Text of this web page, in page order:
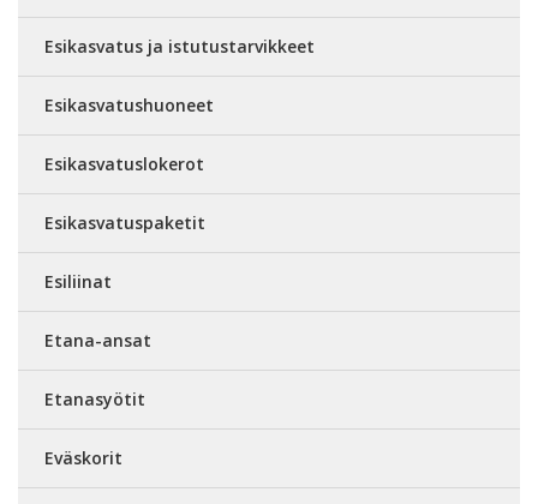
Esikasvatus ja istutustarvikkeet
Esikasvatushuoneet
Esikasvatuslokerot
Esikasvatuspaketit
Esiliinat
Etana-ansat
Etanasyötit
Eväskorit